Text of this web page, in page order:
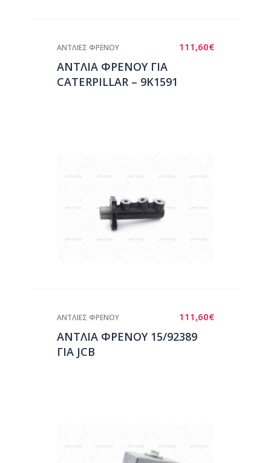
111,60€
ΑΝΤΛΙΕΣ ΦΡΕΝΟΥ
ΑΝΤΛΙΑ ΦΡΕΝΟΥ ΓΙΑ
CATERPILLAR – 9K1591
111,60€
ΑΝΤΛΙΕΣ ΦΡΕΝΟΥ
ΑΝΤΛΙΑ ΦΡΕΝΟΥ 15/92389
ΓΙΑ JCB